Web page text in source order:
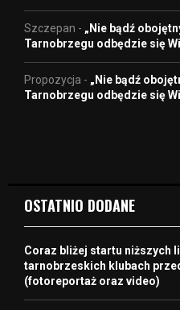
Szczepan - „Nie bądź
Tarnobrzegu odbędzie się
Propozycja - „Nie bądź
Tarnobrzegu odbędzie się
OSTATNIO DODANE
Coraz bliżej startu niższych
tarnobrzeskich klubach
(fotoreportaż oraz video)